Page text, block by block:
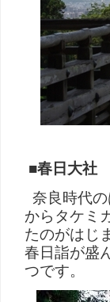
■春日大社
奈良時代
からタケミ
たのがはじ
春日詣が盛
つです。